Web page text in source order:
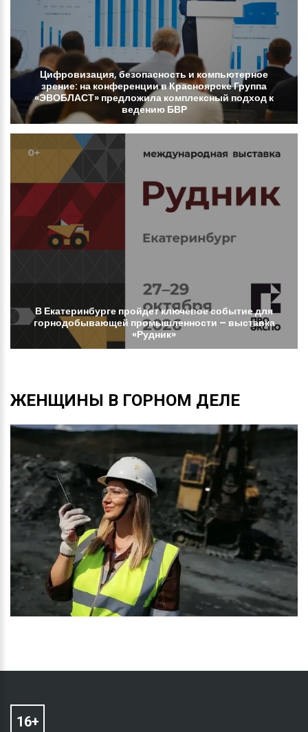
Цифровизация, безопасность и компьютерное
зрение: на конференциивКрасноярскеГруппа
«ЭВОБЛАСТ» предложила комплексный подход к
ведению БВР
В Екатеринбурге пройдетключевоесобытиедля
горнодобывающей промышленности – выставка
«Рудник»
ЖЕНЩИНЫ В ГОРНОМ ДЕЛЕ